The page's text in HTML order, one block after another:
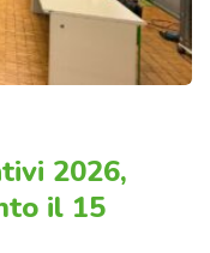
2026,
il 15